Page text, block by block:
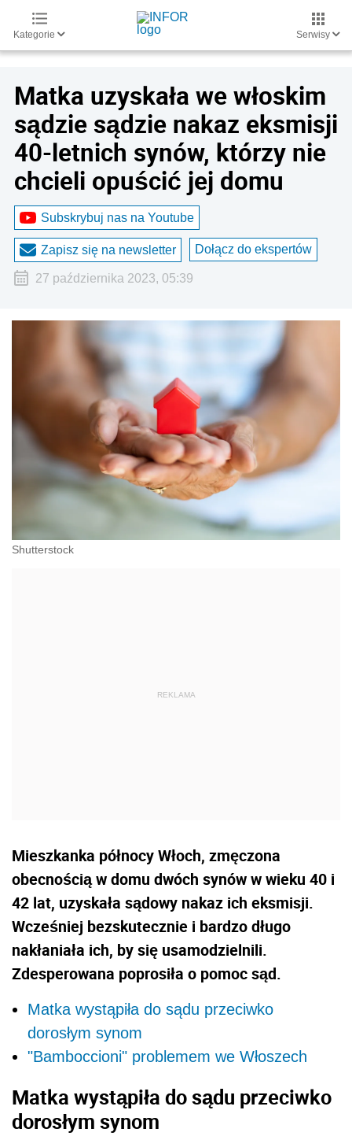
Kategorie Serwisy
Matka uzyskała we włoskim
sądzie sądzie nakaz eksmisji
40-letnich synów, którzy nie
chcieli opuścić jej domu
Subskrybuj nas na Youtube
Zapisz się na newsletter Dołącz do ekspertów
27 października 2023, 05:39
Shutterstock
Mieszkanka północy Włoch, zmęczona
obecnością w domu dwóch synów w wieku 40 i
42 lat, uzyskała sądowy nakaz ich eksmisji.
Wcześniej bezskutecznie i bardzo długo
nakłaniała ich, by się usamodzielnili.
Zdesperowana poprosiła o pomoc sąd.
Matka wystąpiła do sądu przeciwko
dorosłym synom
"Bamboccioni" problemem we Włoszech
Matka wystąpiła do sądu przeciwko
dorosłym synom